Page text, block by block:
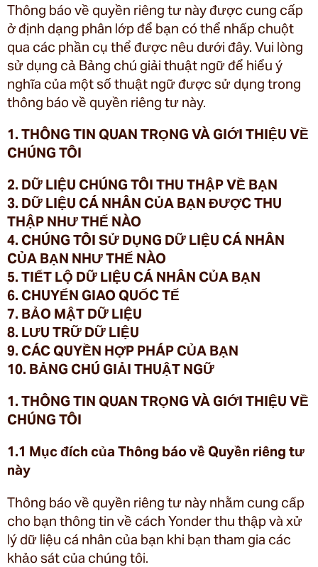
Thông báo về quyền riêng tư này được cung cấp
ở định dạng phân lớp để bạn có thể nhấp chuột
qua các phần cụ thể được nêu dưới đây. Vui lòng
sử dụng cả Bảng chú giải thuật ngữ để hiểu ý
nghĩa của một số thuật ngữ được sử dụng trong
thông báo về quyền riêng tư này.
1. THÔNG TIN QUAN TRỌNG VÀ GIỚI THIỆU VỀ
CHÚNG TÔI
2. DỮ LIỆU CHÚNG TÔI THU THẬP VỀ BẠN
3. DỮ LIỆU CÁ NHÂN CỦA BẠN ĐƯỢC THU
THẬP NHƯ THẾ NÀO
4. CHÚNG TÔI SỬ DỤNG DỮ LIỆU CÁ NHÂN
CỦA BẠN NHƯ THẾ NÀO
5. TIẾT LỘ DỮ LIỆU CÁ NHÂN CỦA BẠN
6. CHUYỂN GIAO QUỐC TẾ
7. BẢO MẬT DỮ LIỆU
8. LƯU TRỮ DỮ LIỆU
9. CÁC QUYỀN HỢP PHÁP CỦA BẠN
10. BẢNG CHÚ GIẢI THUẬT NGỮ
1. THÔNG TIN QUAN TRỌNG VÀ GIỚI THIỆU VỀ
CHÚNG TÔI
1.1 Mục đích của Thông báo về Quyền riêng tư
này
Thông báo về quyền riêng tư này nhằm cung cấp
cho bạn thông tin về cách Yonder thu thập và xử
lý dữ liệu cá nhân của bạn khi bạn tham gia các
khảo sát của chúng tôi.